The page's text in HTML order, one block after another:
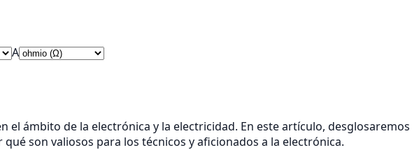
A
el ámbito de la electrónica y la electricidad. En este artículo, desglosaremos
son valiosos para los técnicos y aficionados a la electrónica.